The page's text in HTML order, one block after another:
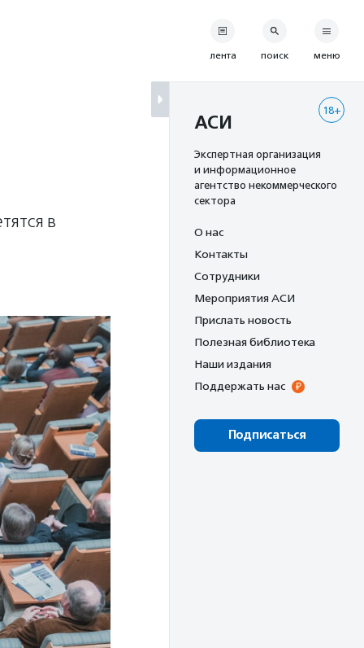
в
лента поиск меню
18+
АСИ
Экспертная организация
и информационное
агентство некоммерческого
сектора
О нас
Контакты
Сотрудники
Мероприятия АСИ
Прислать новость
Полезная библиотека
Наши издания
Поддержать нас
Подписаться